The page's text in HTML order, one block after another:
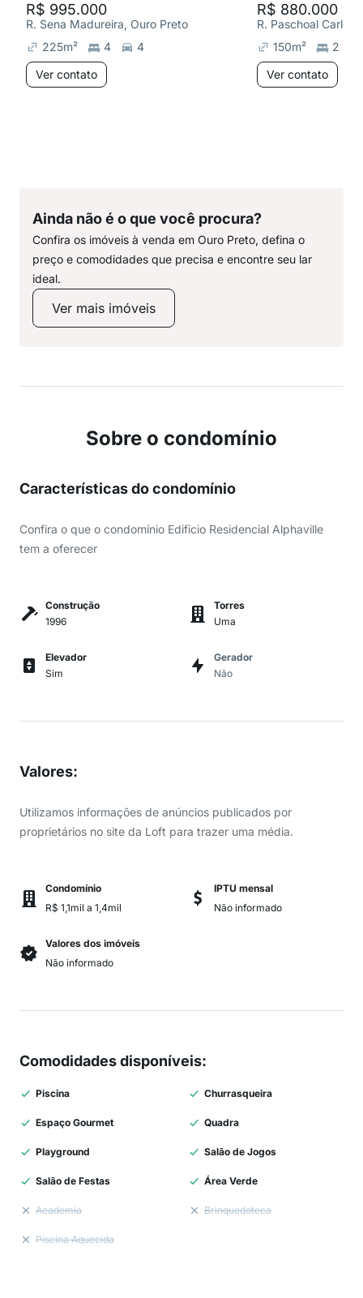
R$ 995.000
R. Sena Madureira, Ouro Preto
225m² 4
4
Ver contato
R$ 880.000
150m²
2
Ver contato
Ainda não é o que você procura?
Confira os imóveis à venda em Ouro Preto, defina o
preço e comodidades que precisa e encontre seu lar
ideal.
Ver mais imóveis
Sobre o condomínio
Características do condomínio
Confira o que o condomínio Edificio Residencial Alphaville
tem a oferecer
Construção
1996
Torres
Uma
Elevador
Sim
Gerador
Não
Valores:
Utilizamos informações de anúncios publicados por
proprietários no site da Loft para trazer uma média.
Condomínio
R$ 1,1mil a 1,4mil
IPTU mensal
Não informado
Valores dos imóveis
Não informado
Comodidades disponíveis:
Piscina Churrasqueira
Espaço Gourmet Quadra
Playground Salão de Jogos
Salão de Festas Área Verde
Academia Brinquedoteca
Piscina Aquecida